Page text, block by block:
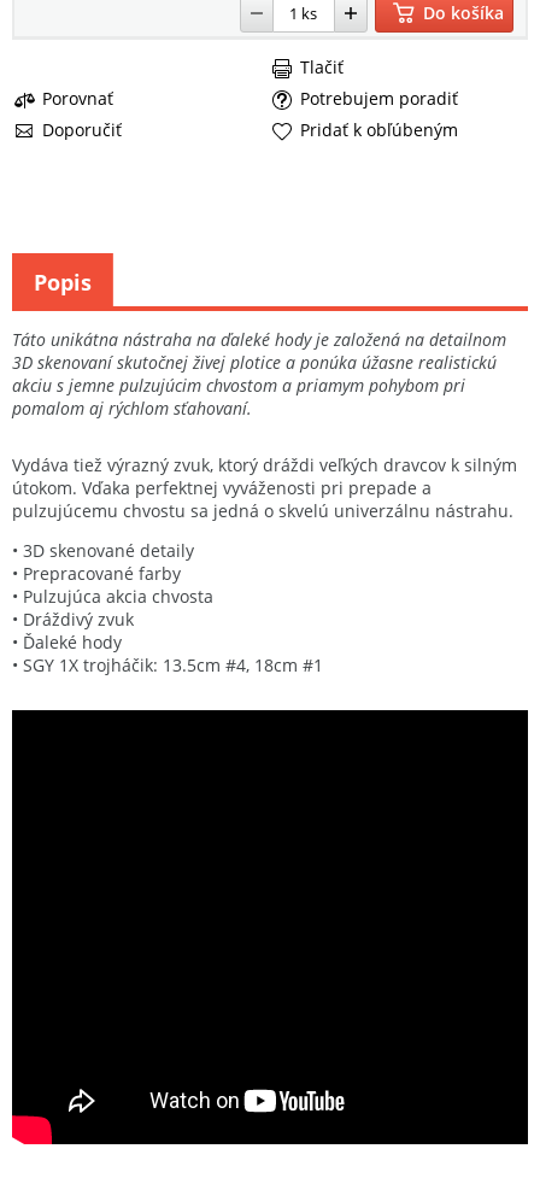
Do košíka
Porovnať
Potrebujem poradiť
Doporučiť
Tlačiť
Pridať k obľúbeným
Táto unikátna nástraha na ďaleké hody je založená na detailnom
3D skenovaní skutočnej živej plotice a ponúka úžasne realistickú
akciu s jemne pulzujúcim chvostom a priamym pohybom pri
pomalom aj rýchlom sťahovaní.
Vydáva tiež výrazný zvuk, ktorý dráždi veľkých dravcov k silným
útokom. Vďaka perfektnej vyváženosti pri prepade a
pulzujúcemu chvostu sa jedná o skvelú univerzálnu nástrahu.
• 3D skenované detaily
• Prepracované farby
• Pulzujúca akcia chvosta
• Dráždivý zvuk
• Ďaleké hody
• SGY 1X trojháčik: 13.5cm #4, 18cm #1
Popis